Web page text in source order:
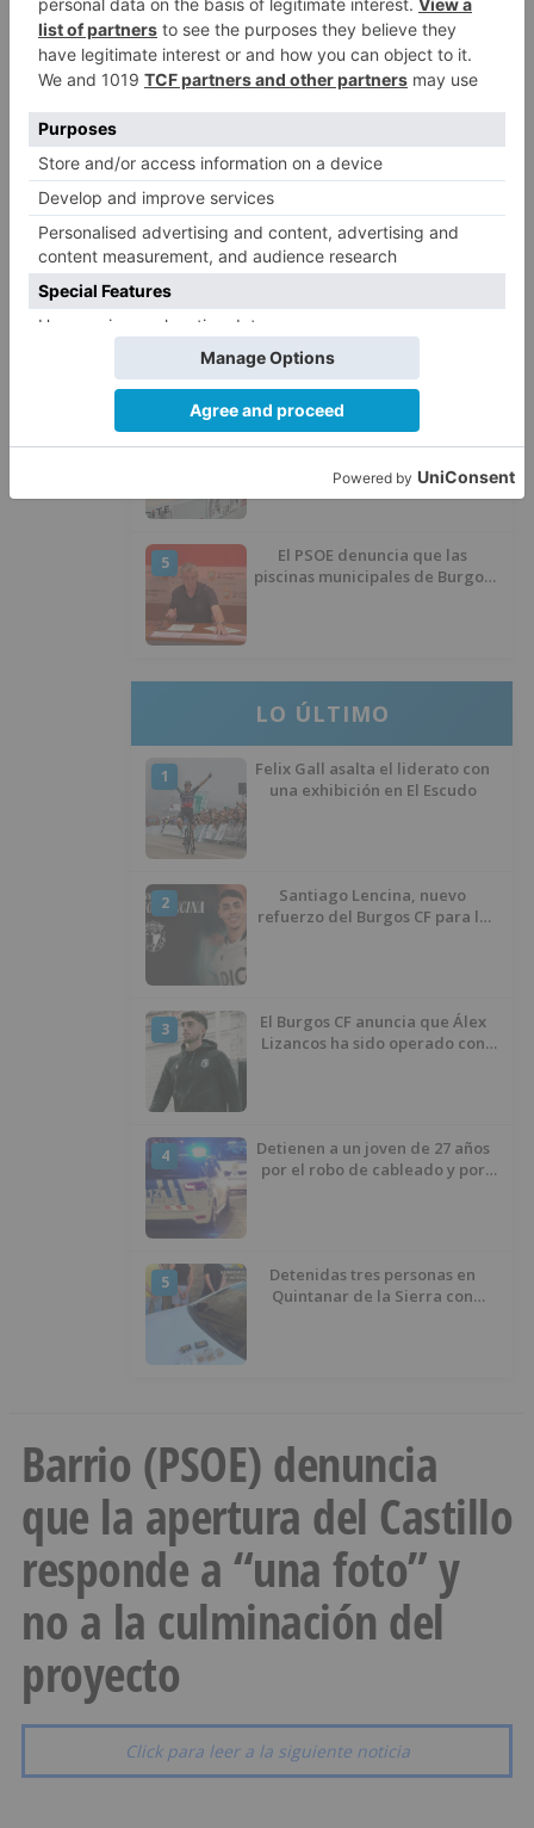
1
Barrio (PSOE) denuncia que la
apertura del Castillo responde a
“una foto” y no a la culminación
del proyecto
2
El poblado de El Encuentro de
Burgos a punto de culminar su
proceso de realojo
3
memoria del pueblo burgalés de
4
CCOO Burgos tramita más de 200
expedientes de regularización
de inmigrantes
5
El PSOE denuncia que las
piscinas municipales de Burgos
LO ÚLTIMO
1
Felix Gall asalta el liderato con
una exhibición en El Escudo
2
Santiago Lencina, nuevo
refuerzo del Burgos CF para la
3
El Burgos CF anuncia que Álex
Lizancos ha sido operado con
4
Detienen a un joven de 27 años
por el robo de cableado y por
5
Detenidas tres personas en
Quintanar de la Sierra con
Barrio (PSOE) denuncia
que la apertura del Castillo
responde a “una foto” y
no a la culminación del
proyecto
Click para leer a la siguiente noticia